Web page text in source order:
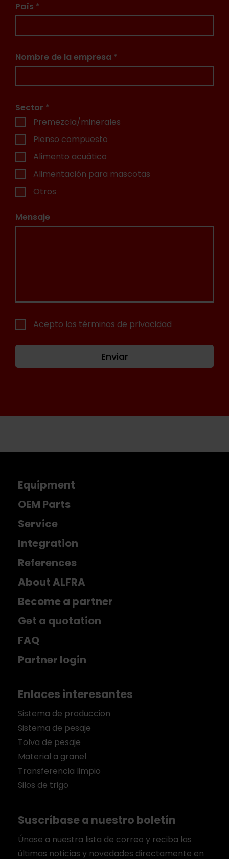
País *
Nombre de la empresa *
Sector *
Premezcla/minerales
Pienso compuesto
Alimento acuático
Alimentación para mascotas
Otros
Mensaje
Acepto los términos de privacidad
Enviar
Equipment
OEM Parts
Service
Integration
References
About ALFRA
Become a partner
Get a quotation
FAQ
Partner login
Enlaces interesantes
Sistema de produccion
Sistema de pesaje
Tolva de pesaje
Material a granel
Transferencia limpio
Silos de trigo
Suscríbase a nuestro boletín
Únase a nuestra lista de correo y reciba las
últimas noticias y novedades directamente en